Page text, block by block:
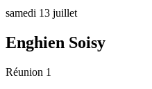
samedi 13 juillet
Enghien Soisy
Réunion 1